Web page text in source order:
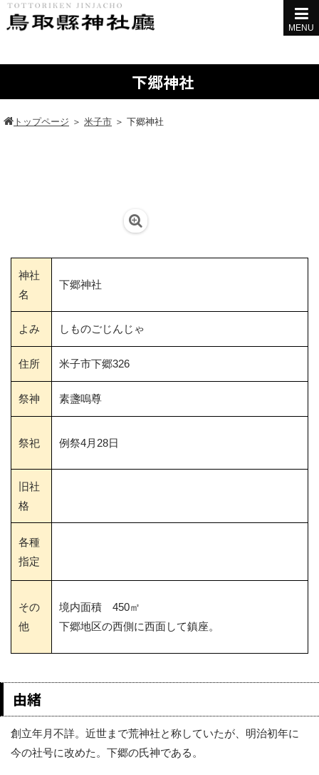
MENU
下郷神社
トップページ ＞ 米子市 ＞ 下郷神社
神社
名
下郷神社
よみ しものごじんじゃ
住所 米子市下郷326
祭神 素盞嗚尊
祭祀 例祭4月28日
旧社
格
各種
指定
その
他
境内面積 450㎡
下郷地区の西側に西面して鎮座。
由緒
創立年月不詳。近世まで荒神社と称していたが、明治初年に
今の社号に改めた。下郷の氏神である。